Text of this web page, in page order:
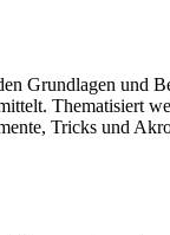
Grundlagen und
Thematisiert
Tricks und